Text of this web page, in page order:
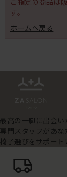
ご指定の商品は
す。
ホームへ戻る
最高の一脚に出会い
専門スタッフがあな
椅子選びをサポート